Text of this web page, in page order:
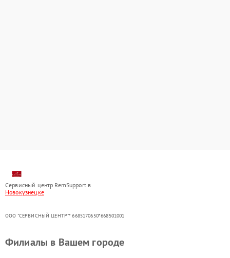
Сервисный центр RemSupport в
Новокузнецке
ООО "СЕРВИСНЫЙ ЦЕНТР"* 6685170650*668501001
Филиалы в Вашем городе